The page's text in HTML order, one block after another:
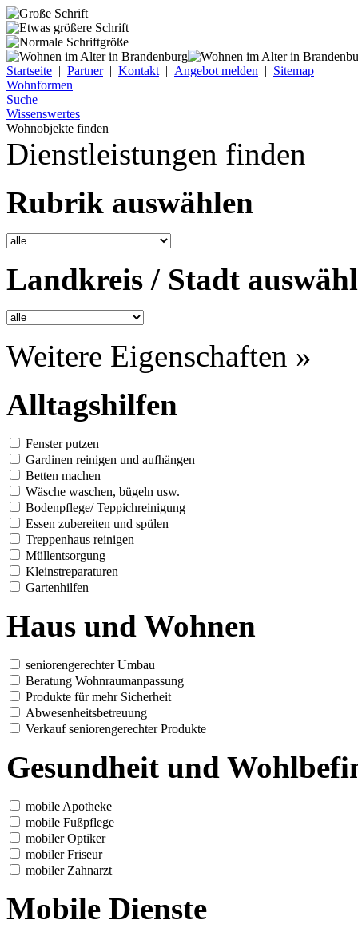
Startseite | Partner| Kontakt | Angebot melden | Sitemap
Wohnformen
Suche
Wissenswertes
Wohnobjekte finden
Dienstleistungen finden
Rubrik auswählen
Landkreis / Stadt
Weitere Eigenschaften »
Alltagshilfen
Fenster putzen
Gardinen reinigen und aufhängen
Betten machen
Wäsche waschen, bügeln usw.
Bodenpflege/ Teppichreinigung
Essen zubereiten und spülen
Treppenhaus reinigen
Müllentsorgung
Kleinstreparaturen
Gartenhilfen
Haus und Wohnen
seniorengerechter Umbau
Beratung Wohnraumanpassung
Produkte für mehr Sicherheit
Abwesenheitsbetreuung
Verkauf seniorengerechter Produkte
Gesundheit und
mobile Apotheke
mobile Fußpflege
mobiler Optiker
mobiler Friseur
mobiler Zahnarzt
Mobile Dienste